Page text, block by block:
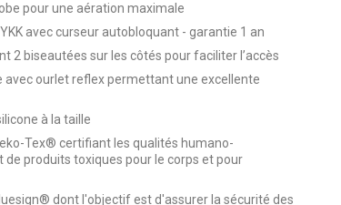
pour une aération maximale
avec curseur autobloquant - garantie 1 an
2 biseautées sur les côtés pour faciliter l’accès
avec ourlet reflex permettant une excellente
à la taille
Tex® certifiant les qualités humano-
de produits toxiques pour le corps et pour
dont l'objectif est d'assurer la sécurité des